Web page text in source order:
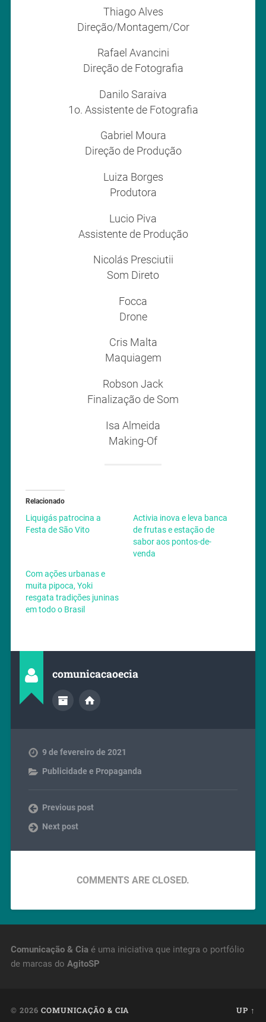
Thiago Alves
Direção/Montagem/Cor
Rafael Avancini
Direção de Fotografia
Danilo Saraiva
1o. Assistente de Fotografia
Gabriel Moura
Direção de Produção
Luiza Borges
Produtora
Lucio Piva
Assistente de Produção
Nicolás Presciutii
Som Direto
Focca
Drone
Cris Malta
Maquiagem
Robson Jack
Finalização de Som
Isa Almeida
Making-Of
Relacionado
Liquigás patrocina a
Festa de São Vito
Activia inova e leva banca
de frutas e estação de
sabor aos pontos-de-
venda
Com ações urbanas e
muita pipoca, Yoki
resgata tradições juninas
em todo o Brasil
comunicacaoecia
9 de fevereiro de 2021
Publicidade e Propaganda
Previous post
Next post
COMMENTS ARE CLOSED.
Comunicação & Ciaé uma iniciativa que integra o portfólio
de marcas do AgitoSP
© 2026 COMUNICAÇÃO & CIA UP ↑